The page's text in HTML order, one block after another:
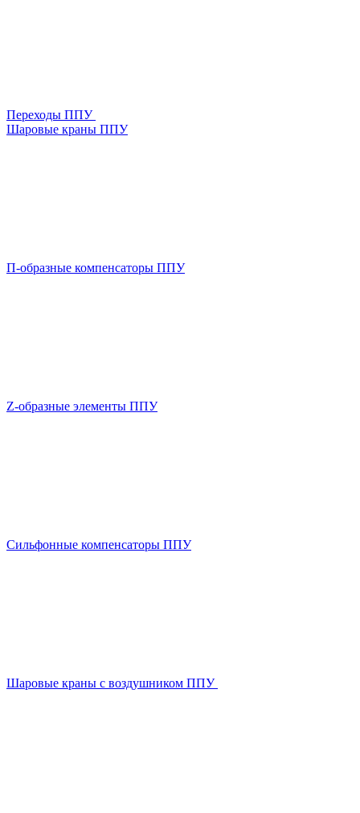
Переходы ППУ
Шаровые краны ППУ
П-образные компенсаторы ППУ
Z-образные элементы ППУ
Сильфонные компенсаторы ППУ
Шаровые краны с воздушником ППУ